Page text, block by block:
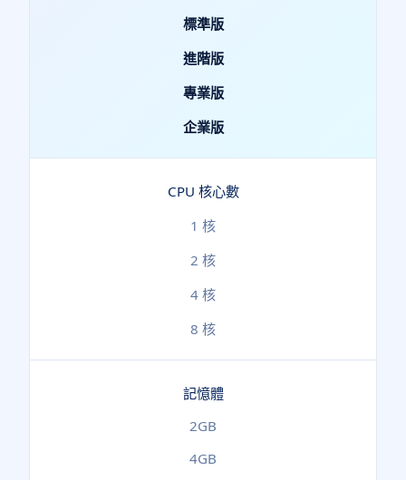
標準版
進階版
專業版
企業版
CPU 核心數
1 核
2 核
4 核
8 核
記憶體
2GB
4GB